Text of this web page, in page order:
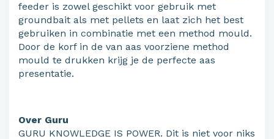
feeder is zowel geschikt voor gebruik met
groundbait als met pellets en laat zich het best
gebruiken in combinatie met een method mould.
Door de korf in de van aas voorziene method
mould te drukken krijg je de perfecte aas
presentatie.
Over Guru
GURU KNOWLEDGE IS POWER. Dit is niet voor niks